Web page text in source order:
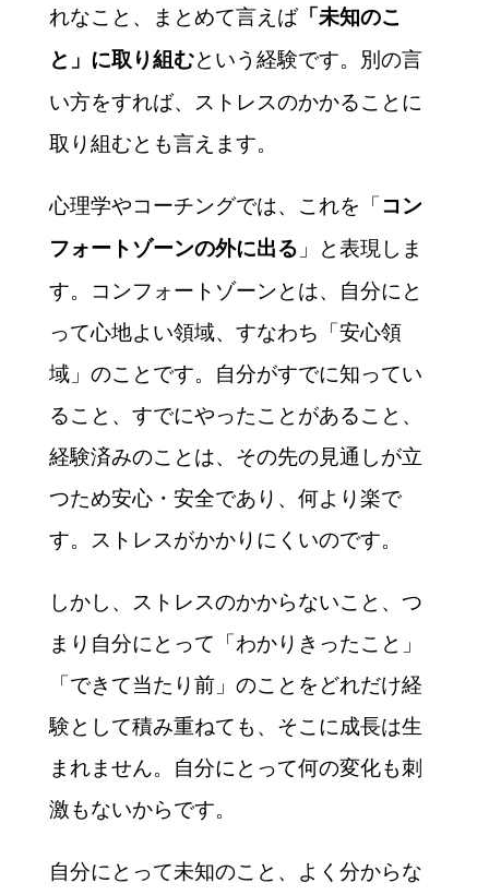
れなこと、まとめて言えば「未知のこ
と」に取り組むという経験です。別の言
い方をすれば、ストレスのかかることに
取り組むとも言えます。
心理学やコーチングでは、これを「コン
フォートゾーンの外に出る 」と表現しま
す。コンフォートゾーンとは、自分にと
って心地よい領域、すなわち「安心領
域」のことです。自分がすでに知ってい
ること、すでにやったことがあること、
経験済みのことは、その先の見通しが立
つため安心・安全であり、何より楽で
す。ストレスがかかりにくいのです。
しかし、ストレスのかからないこと、つ
まり自分にとって「わかりきったこと」
「できて当たり前」のことをどれだけ経
験として積み重ねても、そこに成長は生
まれません。自分にとって何の変化も刺
激もないからです。
自分にとって未知のこと、よく分からな